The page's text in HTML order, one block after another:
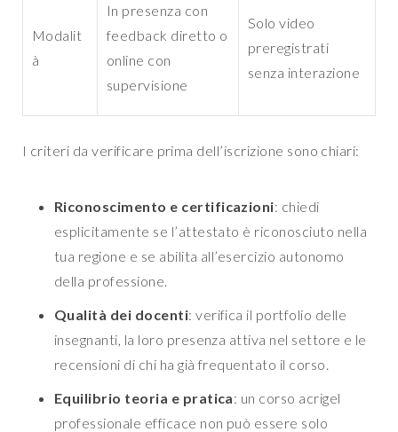
Modalit
à
In presenza con
feedback diretto o
online con
supervisione
Solo video
preregistrati
senza interazione
I criteri da verificare prima dell’iscrizione sono chiari:
Riconoscimento e certificazioni: chiedi
esplicitamente se l’attestato è riconosciuto nella
tua regione e se abilita all’esercizio autonomo
della professione.
Qualità dei docenti: verifica il portfolio delle
insegnanti, la loro presenza attiva nel settore e le
recensioni di chi ha già frequentato il corso.
Equilibrio teoria e pratica: un corso acrigel
professionale efficace non può essere solo